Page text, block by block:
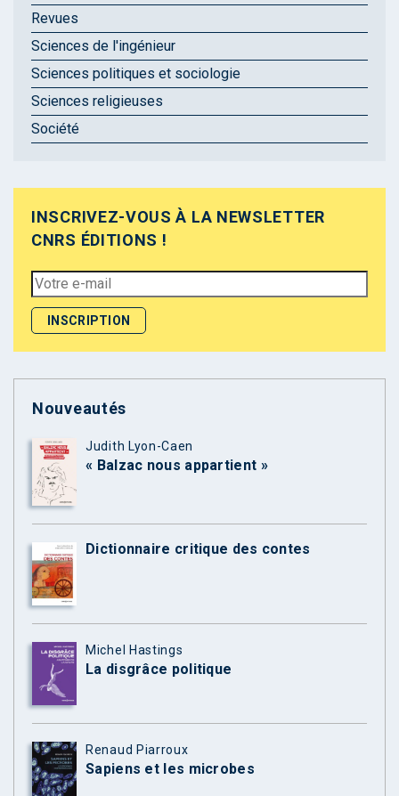
Revues
Sciences de l'ingénieur
Sciences politiques et sociologie
Sciences religieuses
Société
INSCRIVEZ-VOUS À LA NEWSLETTER
CNRS ÉDITIONS !
Nouveautés
Judith Lyon-Caen
« Balzac nous appartient »
Dictionnaire critique des contes
Michel Hastings
La disgrâce politique
Renaud Piarroux
Sapiens et les microbes